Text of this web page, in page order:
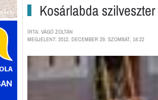
Kosárlabda
ÍRTA: VÁGÓ ZOLTÁN
MEGJELENT: 2012. DECEMBER 29. SZOMBAT, 18:22